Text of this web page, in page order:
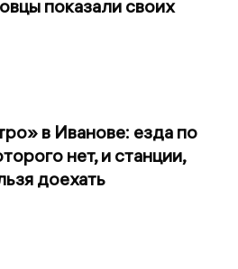
показали своих
в Иванове: езда по
нет, и станции,
доехать